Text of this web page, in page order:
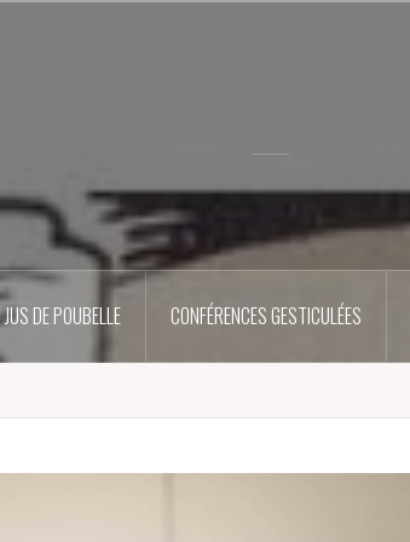
DE POUBELLE CONFÉRENCES GESTICULÉES